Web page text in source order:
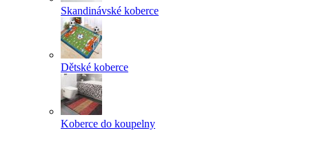
Skandinávské koberce
Dětské koberce
Koberce do koupelny